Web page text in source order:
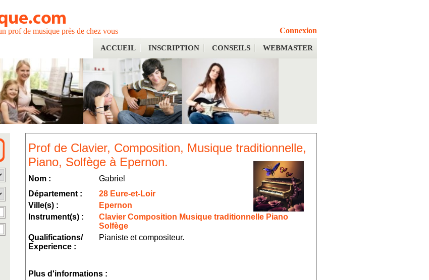
prof de musique près de chez vous Connexion
ACCUEIL INSCRIPTION CONSEILS WEBMASTER
Prof de Clavier, Composition, Musique traditionnelle,
Piano, Solfège à Epernon.
Nom :
Gabriel
Département :
28 Eure-et-Loir
Ville(s) :
Epernon
Instrument(s) :
Clavier Composition Musique traditionnelle Piano
Solfège
Qualifications/
Experience :
Pianiste et compositeur.
Plus d'informations :